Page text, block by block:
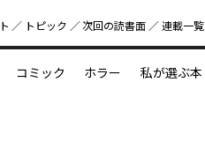
トピック 次回の読書⾯ 連載一覧
コミック ホラー 私が選ぶ本